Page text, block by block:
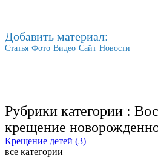
Добавить материал:
Статья Фото Видео Сайт Новости
Рубрики категории :
крещение
Крещение детей (3)
все категории